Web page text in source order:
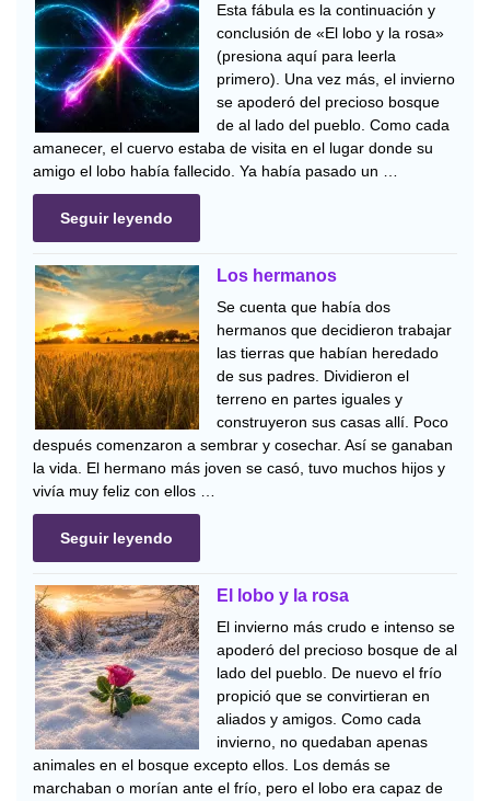
Esta fábula es la continuación y
conclusión de «El lobo y la rosa»
(presiona aquí para leerla
primero). Una vez más, el invierno
se apoderó del precioso bosque
de al lado del pueblo. Como cada
amanecer, el cuervo estaba de visita en el lugar donde su
amigo el lobo había fallecido. Ya había pasado un …
Seguir leyendo
Los hermanos
Se cuenta que había dos
hermanos que decidieron trabajar
las tierras que habían heredado
de sus padres. Dividieron el
terreno en partes iguales y
construyeron sus casas allí. Poco
después comenzaron a sembrar y cosechar. Así se ganaban
la vida. El hermano más joven se casó, tuvo muchos hijos y
vivía muy feliz con ellos …
Seguir leyendo
El lobo y la rosa
El invierno más crudo e intenso se
apoderó del precioso bosque de al
lado del pueblo. De nuevo el frío
propició que se convirtieran en
aliados y amigos. Como cada
invierno, no quedaban apenas
animales en el bosque excepto ellos. Los demás se
marchaban o morían ante el frío, pero el lobo era capaz de